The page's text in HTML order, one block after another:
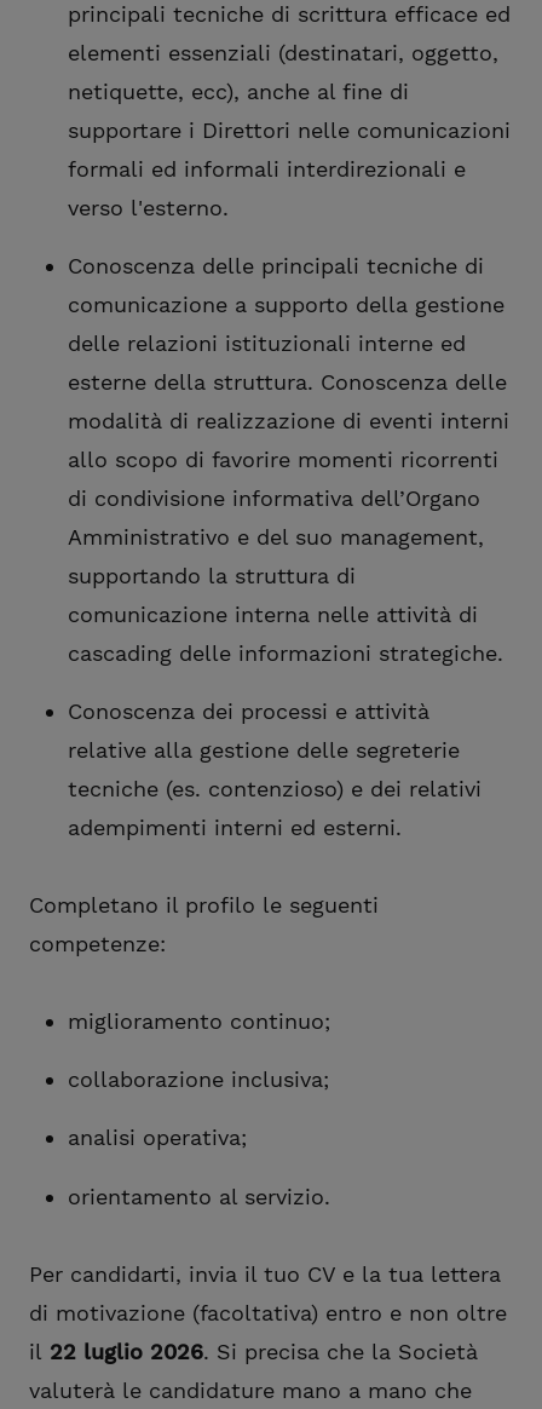
principali tecniche di scrittura efficace ed
elementi essenziali (destinatari, oggetto,
netiquette, ecc), anche al fine di
supportare i Direttori nelle comunicazioni
formali ed informali interdirezionali e
verso l'esterno.
Conoscenza delle principali tecniche di
comunicazione a supporto della gestione
delle relazioni istituzionali interne ed
esterne della struttura. Conoscenza delle
modalità di realizzazione di eventi interni
allo scopo di favorire momenti ricorrenti
di condivisione informativa dell’Organo
Amministrativo e del suo management,
supportando la struttura di
comunicazione interna nelle attività di
cascading delle informazioni strategiche.
Conoscenza dei processi e attività
relative alla gestione delle segreterie
tecniche (es. contenzioso) e dei relativi
adempimenti interni ed esterni.
Completano il profilo le seguenti
competenze:
miglioramento continuo;
collaborazione inclusiva;
analisi operativa;
orientamento al servizio.
Per candidarti, invia il tuo CV e la tua lettera
di motivazione (facoltativa) entro e non oltre
il 22 luglio 2026. Si precisa che la Società
valuterà le candidature mano a mano che